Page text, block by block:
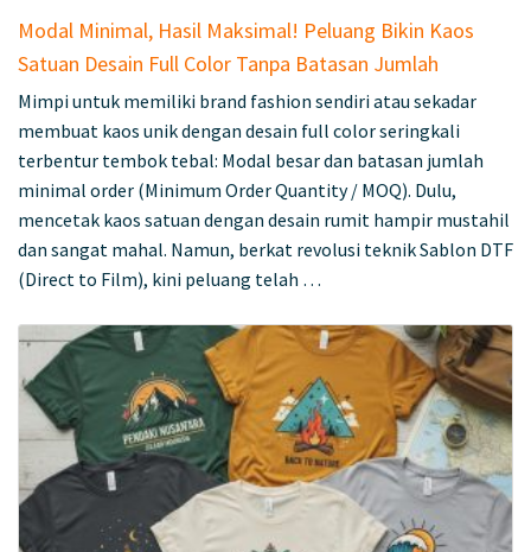
Modal Minimal, Hasil Maksimal! Peluang Bikin Kaos
Satuan Desain Full Color Tanpa Batasan Jumlah
Mimpi untuk memiliki brand fashion sendiri atau sekadar
membuat kaos unik dengan desain full color seringkali
terbentur tembok tebal: Modal besar dan batasan jumlah
minimal order (Minimum Order Quantity / MOQ). Dulu,
mencetak kaos satuan dengan desain rumit hampir mustahil
dan sangat mahal. Namun, berkat revolusi teknik Sablon DTF
(Direct to Film), kini peluang telah …